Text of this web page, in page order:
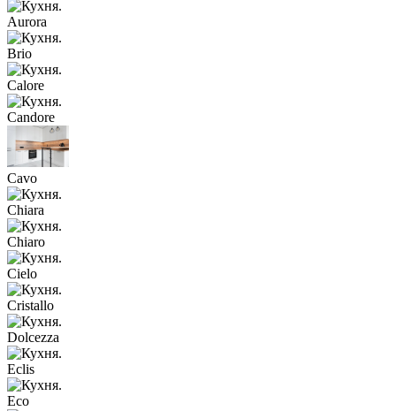
Aurora
Brio
Calore
Candore
Cavo
Chiara
Chiaro
Cielo
Cristallo
Dolcezza
Eclis
Eco